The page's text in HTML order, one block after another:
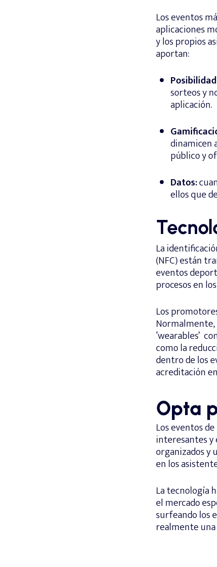
Los eventos
aplicaciones
y los propios
aportan:
sorteos y
aplicación.
dinamicen
público y
Datos:
ellos que
La
(NFC) están
eventos
procesos en
Los
Normalmente,
‘wearables’
como la
dentro de los
acreditación
Opta
Los eventos
interesantes
organizados y
en los
La tecnología
el mercado
surfeando los
realmente